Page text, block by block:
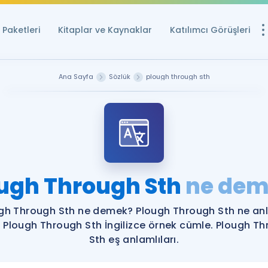
Paketleri Kitaplar ve Kaynaklar Katılımcı Görüşleri
Ücretsiz
YDS ve YÖKDİL
YDS ve YÖKDİL
YDS ve YÖKDİL'e
Ana Sayfa Sözlük plough through sth
Through Sth ne
Through Sth ne demek? Plough Through Sth ne
Plough Through Sth İngilizce örnek cümle. Plough
Sth eş anlamlıları.